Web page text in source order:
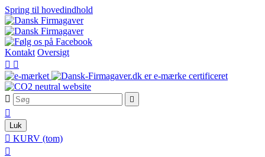
Spring til hovedindhold
Kontakt Oversigt
 
 

Luk
 KURV (tom)
